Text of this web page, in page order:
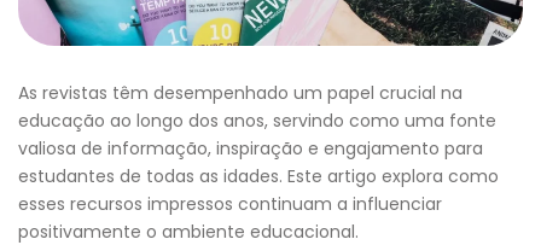
As revistas têm desempenhado um papel crucial na
educação ao longo dos anos, servindo como uma fonte
valiosa de informação, inspiração e engajamento para
estudantes de todas as idades. Este artigo explora como
esses recursos impressos continuam a influenciar
positivamente o ambiente educacional.